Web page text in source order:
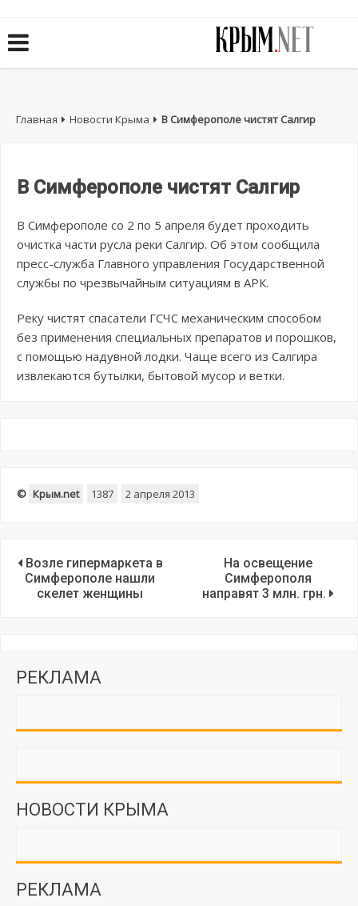
Главная Новости Крыма В Симферополе чистят Салгир
В Симферополе чистят Салгир
В Симферополе со 2 по 5 апреля будет проходить
очистка части русла реки Салгир. Об этом сообщила
пресс-служба Главного управления Государственной
службы по чрезвычайным ситуациям в АРК.
Реку чистят спасатели ГСЧС механическим способом
без применения специальных препаратов и порошков,
с помощью надувной лодки. Чаще всего из Салгира
извлекаются бутылки, бытовой мусор и ветки.
© Крым.net 1387 2 апреля 2013
Возле гипермаркета в
Симферополе нашли
скелет женщины
На освещение
Симферополя
направят 3 млн. грн.
РЕКЛАМА
НОВОСТИ КРЫМА
РЕКЛАМА